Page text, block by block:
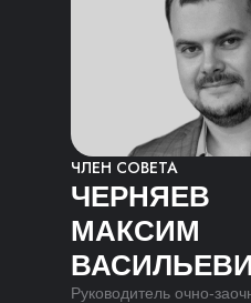
ЧЛЕН СОВЕТА
ЧЕРНЯЕВ
МАКСИМ
Руководитель очно-